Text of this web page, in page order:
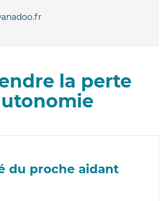
la perte
du proche aidant